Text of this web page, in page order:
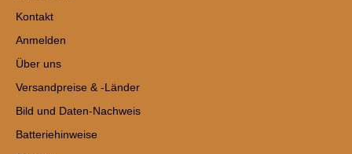
Kontakt
Anmelden
Über uns
Versandpreise & -Länder
Bild und Daten-Nachweis
Batteriehinweise